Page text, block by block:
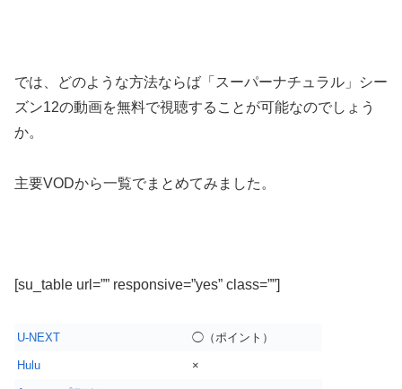
では、どのような方法ならば「スーパーナチュラル」シー
ズン12の動画を無料で視聴することが可能なのでしょう
か。
主要VODから一覧でまとめてみました。
[su_table url=”” responsive=”yes” class=””]
U-NEXT ◯（ポイント）
Hulu ×